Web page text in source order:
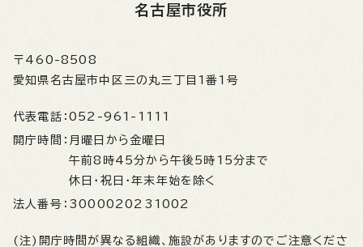
名古屋市役所
〒460-8508
愛知県名古屋市中区三の丸三丁目1番1号
代表電話： 052-961-1111
開庁時間： 月曜日から金曜日
午前8時45分から午後5時15分まで
休日・祝日・年末年始を除く
法人番号： 3000020231002
(注)開庁時間が異なる組織、施設がありますのでご注意くださ